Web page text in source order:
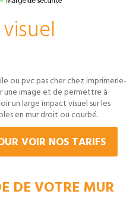
ou pvc pas cher chez imprimerie-
image et de permettre à
un large impact visuel sur les
en mur droit ou courbé.
VOIR NOS TARIFS
DE VOTRE MUR